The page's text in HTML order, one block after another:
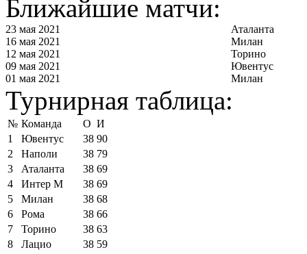
Ближайшие матчи:
23 мая 2021
Аталанта
16 мая 2021
Милан
12 мая 2021
Торино
09 мая 2021
Ювентус
01 мая 2021
Милан
Турнирная таблица:
№ Команда О И
1
Ювентус 38 90
2
Наполи 38 79
3
Аталанта 38 69
4
Интер М 38 69
5
Милан 38 68
6
Рома 38 66
7
Торино 38 63
8
Лацио 38 59